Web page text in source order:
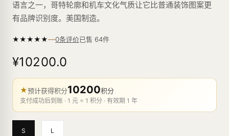
语言之一，哥特轮廓和机车文化气质让它比普通装饰图案更
有品牌识别度。美国制造。
★★★★★—0条评价已售 64件
¥10200.0
★预计获得积分10200积分
支付成功后到账 · 1 元 = 1 积分 · 有效期 1 年
S L